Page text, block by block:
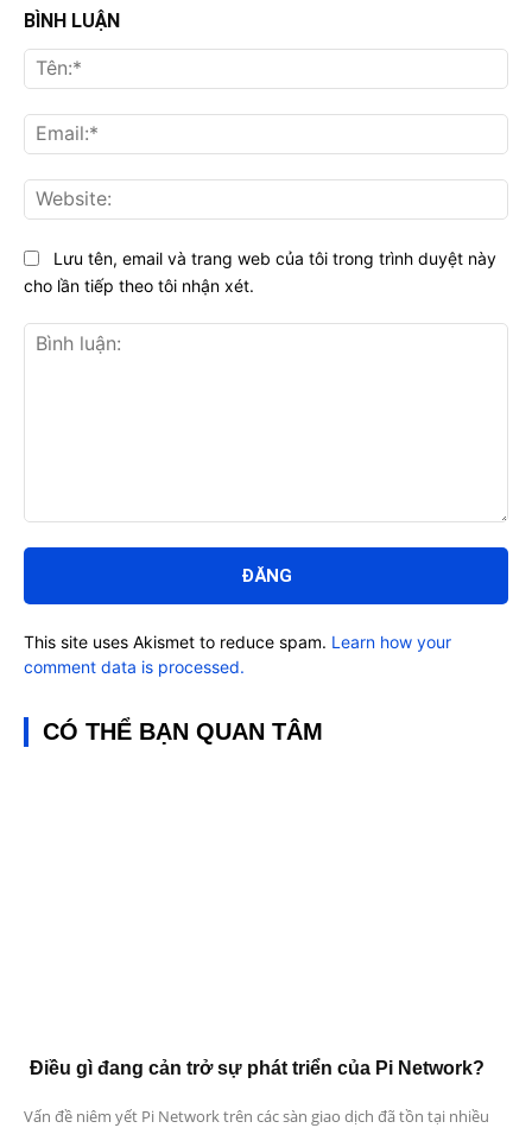
BÌNH LUẬN
luận:
Lưu tên, email và trang web của tôi trong trình duyệt này
cho lần tiếp theo tôi nhận xét.
This site uses Akismet to reduce spam. Learn how your
comment data is processed.
CÓ THỂ BẠN QUAN TÂM
Điều gì đang cản trở sự phát triển của Pi Network?
Vấn đề niêm yết Pi Network trên các sàn giao dịch đã tồn tại nhiều